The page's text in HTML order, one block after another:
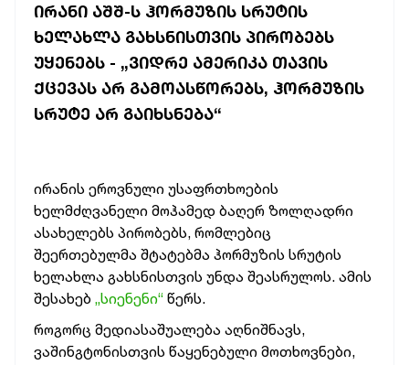
ᲘᲠᲐᲜᲘ ᲐᲨᲨ-Ს ᲰᲝᲠᲛᲣᲖᲘᲡ ᲡᲠᲣᲢᲘᲡ
ᲮᲔᲚᲐᲮᲚᲐ ᲒᲐᲮᲡᲜᲘᲡᲗᲕᲘᲡ ᲞᲘᲠᲝᲑᲔᲑᲡ
ᲣᲧᲔᲜᲔᲑᲡ - „ᲕᲘᲓᲠᲔ ᲐᲛᲔᲠᲘᲙᲐ ᲗᲐᲕᲘᲡ
ᲥᲪᲔᲕᲐᲡ ᲐᲠ ᲒᲐᲛᲝᲐᲡᲬᲝᲠᲔᲑᲡ, ᲰᲝᲠᲛᲣᲖᲘᲡ
ᲡᲠᲣᲢᲔ ᲐᲠ ᲒᲐᲘᲮᲡᲜᲔᲑᲐ“
ირანის ეროვნული უსაფრთხოების
ხელმძღვანელი მოჰამედ ბაღერ ზოლღადრი
ასახელებს პირობებს, რომლებიც
შეერთებულმა შტატებმა ჰორმუზის სრუტის
ხელახლა გახსნისთვის უნდა შეასრულოს. ამის
შესახებ „სიენენი“ წერს.
როგორც მედიასაშუალება აღნიშნავს,
ვაშინგტონისთვის წაყენებული მოთხოვნები,